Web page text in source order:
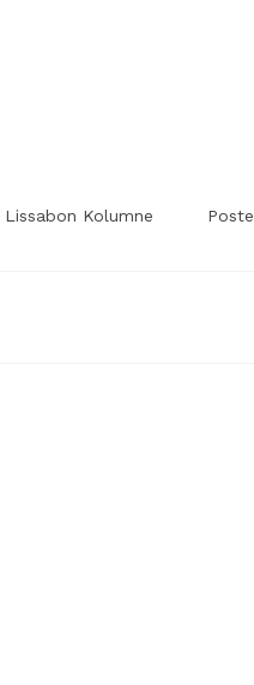
Lissabon Kolumne